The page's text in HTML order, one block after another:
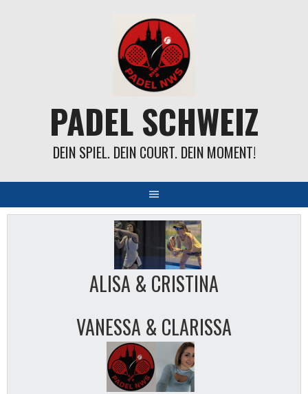
PADEL SCHWEIZ
DEIN SPIEL. DEIN COURT. DEIN MOMENT!
ALISA & CRISTINA
VANESSA & CLARISSA